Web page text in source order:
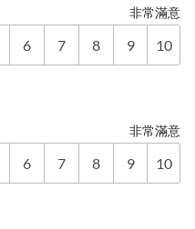
非常滿意
6 7 8 9 10
非常滿意
6 7 8 9 10